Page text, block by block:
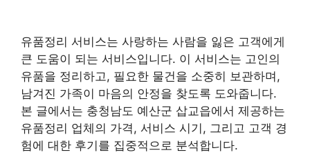
유품정리 서비스는 사랑하는 사람을 잃은 고객에게
큰 도움이 되는 서비스입니다. 이 서비스는 고인의
유품을 정리하고, 필요한 물건을 소중히 보관하며,
남겨진 가족이 마음의 안정을 찾도록 도와줍니다.
본 글에서는 충청남도 예산군 삽교읍에서 제공하는
유품정리 업체의 가격, 서비스 시기, 그리고 고객 경
험에 대한 후기를 집중적으로 분석합니다.